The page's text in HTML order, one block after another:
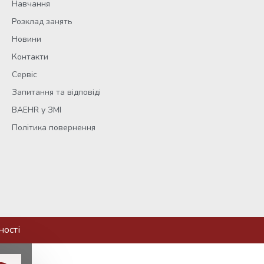
Навчання
Розклад занять
Новини
Контакти
Сервіс
Запитання та відповіді
BAEHR у ЗМІ
Політика повернення